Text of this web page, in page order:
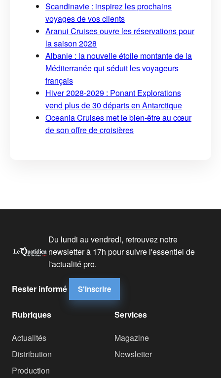
Scandinavie : inspirez les prochains
voyages de vos clients
Aranui Cruises ouvre les réservations pour
la saison 2028
Albanie : la nouvelle étoile montante de la
Méditerranée qui séduit les voyageurs
français
Hiver 2028-2029 : Ponant Explorations
vend plus de 30 départs en Antarctique
Oceania Cruises met le bien-être au cœur
de son offre de croisières
Du lundi au vendredi, retrouvez notre
newsletter à 17h pour suivre l'essentiel de
l'actualité pro.
Rester informé S'inscrire
Rubriques
Actualités
Distribution
Production
Services
Magazine
Newsletter